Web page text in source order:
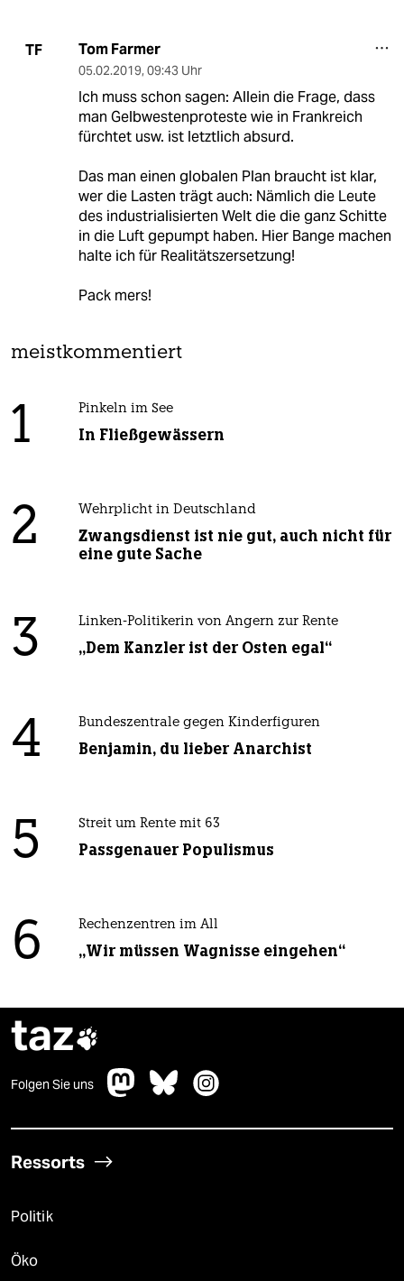
TF Tom Farmer
05.02.2019, 09:43 Uhr
Ich muss schon sagen: Allein die Frage, dass
man Gelbwestenproteste wie in Frankreich
fürchtet usw. ist letztlich absurd.
Das man einen globalen Plan braucht ist klar,
wer die Lasten trägt auch: Nämlich die Leute
des industrialisierten Welt die die ganz Schitte
in die Luft gepumpt haben. Hier Bange machen
halte ich für Realitätszersetzung!
Pack mers!
meistkommentiert
1 Pinkeln im See
In Fließgewässern
2 Wehrplicht in Deutschland
Zwangsdienst ist nie gut, auch nicht für
eine gute Sache
3 Linken-Politikerin von Angern zur Rente
„Dem Kanzler ist der Osten egal“
4 Bundeszentrale gegen Kinderfiguren
Benjamin, du lieber Anarchist
5 Streit um Rente mit 63
Passgenauer Populismus
6 Rechenzentren im All
„Wir müssen Wagnisse eingehen“
taz
Folgen Sie uns
Ressorts
Politik
Öko